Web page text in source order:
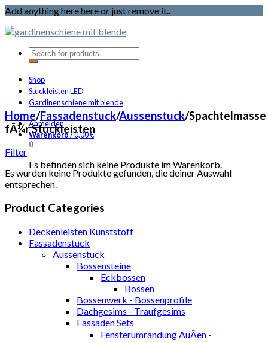
Add anything here here or just remove it..
Shop
Stuckleisten LED
Gardinenschiene mit blende
Anmelden
Warenkorb/0,00€
0
Es befinden sich keine Produkte im Warenkorb.
Home/Fassadenstuck/Aussenstuck/Spachtelmasse
fÃ¼r Stuckleisten
Filter
Es wurden keine Produkte gefunden, die deiner Auswahl
entsprechen.
Product Categories
Deckenleisten Kunststoff
Fassadenstuck
Aussenstuck
Bossensteine
Eckbossen
Bossen
Bossenwerk - Bossenprofile
Dachgesims - Traufgesims
Fassaden Sets
Fensterumrandung AuÃen -